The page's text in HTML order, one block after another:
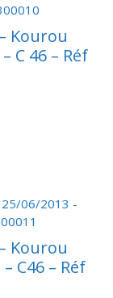
Kourou
C 46 – Réf
Kourou
C46 – Réf